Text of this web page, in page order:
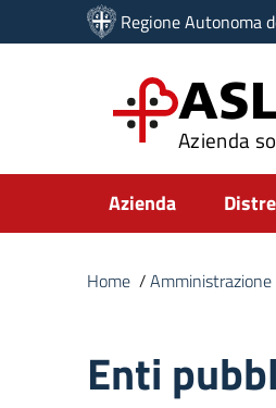
Vai ai contenuti
Vai al menu di navigazione
Regione Autonoma
Azienda
Submenu
Azienda
Home /Amministrazione
Enti